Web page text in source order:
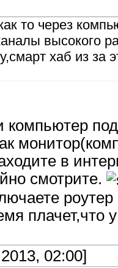
то через
высокого
хаб из за
компьютер
в
смотрите.
плачет,что
02:00]